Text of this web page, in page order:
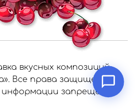
вкусных композиций
Все права защищены.
запрещено.